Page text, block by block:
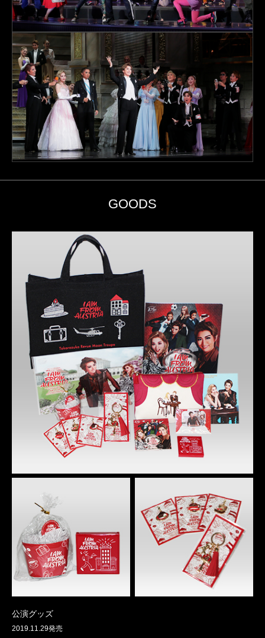
GOODS
公演グッズ
2019.11.29発売